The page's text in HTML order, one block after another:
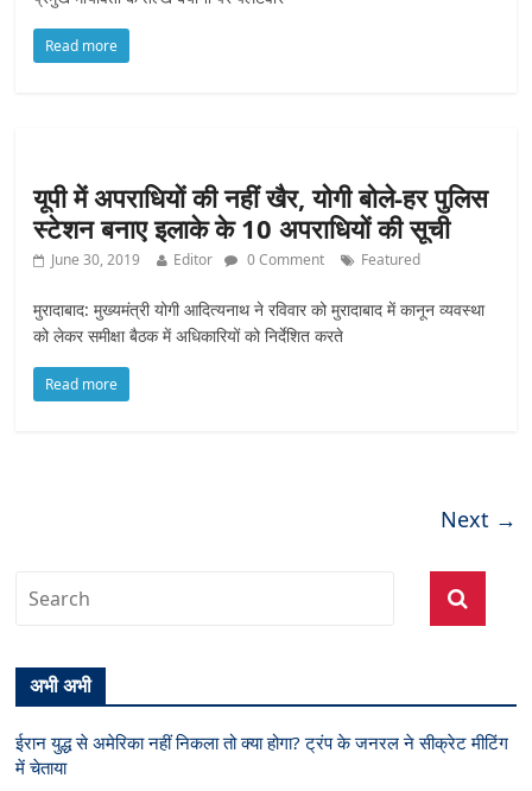
Read more
यूपी में अपराधि‍यों की नहीं खैर, योगी बोले-हर पुलिस
स्टेशन बनाए इलाके के 10 अपराधियों की सूची
June 30, 2019 Editor 0 Comment Featured
मुरादाबाद: मुख्यमंत्री योगी आदित्यनाथ ने रविवार को मुरादाबाद में कानून व्यवस्था
को लेकर समीक्षा बैठक में अधिकारियों को निर्देशित करते
Read more
Next →
अभी अभी
ईरान युद्ध से अमेरिका नहीं निकला तो क्या होगा? ट्रंप के जनरल ने सीक्रेट मीटिंग
में चेताया